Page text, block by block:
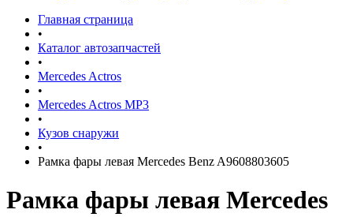
Главная страница
•
Каталог автозапчастей
•
Mercedes Actros
•
Mercedes Actros MP3
•
Кузов снаружи
•
Рамка фары левая Mercedes Benz A9608803605
Рамка фары левая Mercedes